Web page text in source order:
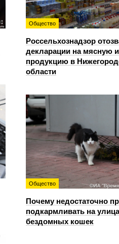
Общество
Россельхознадзор
декларации на мясную
продукцию в
области
Общество
Почему недостаточно
подкармливать на
бездомных кошек